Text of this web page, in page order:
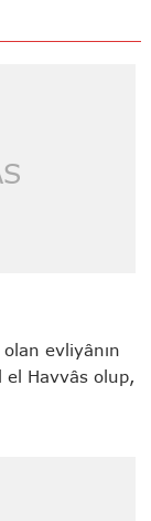
evliyânın
Havvâs olup,